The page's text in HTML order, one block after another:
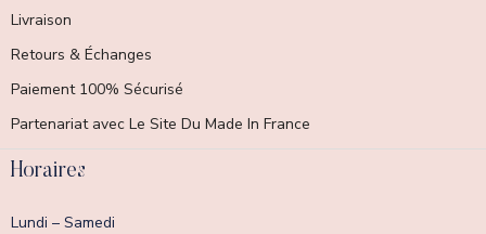
Livraison
Retours & Échanges
Paiement 100% Sécurisé
Partenariat avec Le Site Du Made In France
Horaires
Lundi – Samedi